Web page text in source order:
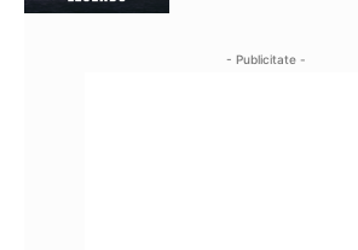
- Publicitate -